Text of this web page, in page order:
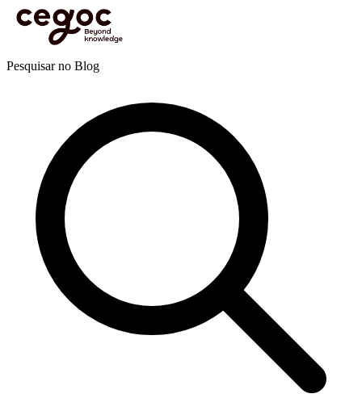
Skip to main content
Está aqui:Home > Recursos
manager: descubra as principais tendências desta profissão
Pesquisar no Blog